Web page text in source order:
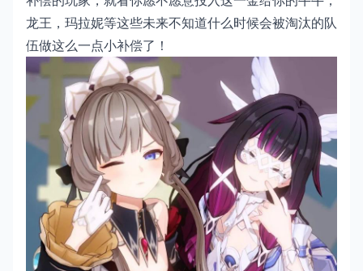
龙王，玛拉妮等这些未来不知道什么时候会被淘汰的队
伍做这么一点小补偿了！